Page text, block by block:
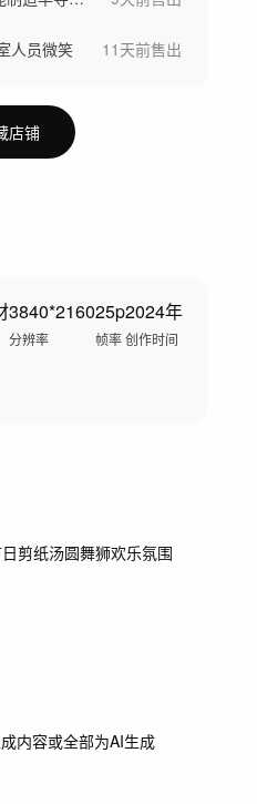
人员微笑 11天前售出
店铺
3840*2160
分辨率
25p
帧率
2024年
创作时间
剪纸汤圆舞狮欢乐氛围
内容或全部为AI生成